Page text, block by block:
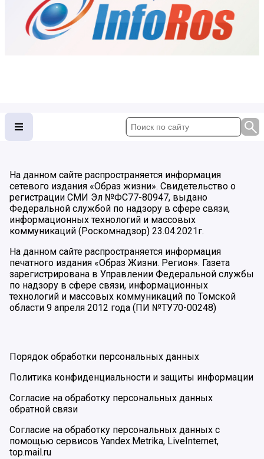
На данном сайте распространяется информация
сетевого издания «Образ жизни». Свидетельство о
регистрации СМИ Эл №ФС77-80947, выдано
Федеральной службой по надзору в сфере связи,
информационных технологий и массовых
коммуникаций (Роскомнадзор) 23.04.2021г.
На данном сайте распространяется информация
печатного издания «Образ Жизни. Регион». Газета
зарегистрирована в Управлении Федеральной службы
по надзору в сфере связи, информационных
технологий и массовых коммуникаций по Томской
области 9 апреля 2012 года (ПИ №ТУ70-00248)
Порядок обработки персональных данных
Политика конфиденциальности и защиты информации
Согласие на обработку персональных данных
обратной связи
Согласие на обработку персональных данных с
помощью сервисов Yandex.Metrika, LiveInternet,
top.mail.ru